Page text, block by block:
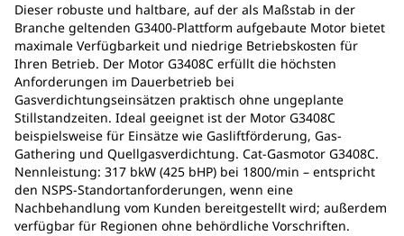
Dieser robuste und haltbare, auf der als Maßstab in der
Branche geltenden G3400-Plattform aufgebaute Motor bietet
maximale Verfügbarkeit und niedrige Betriebskosten für
Ihren Betrieb. Der Motor G3408C erfüllt die höchsten
Anforderungen im Dauerbetrieb bei
Gasverdichtungseinsätzen praktisch ohne ungeplante
Stillstandzeiten. Ideal geeignet ist der Motor G3408C
beispielsweise für Einsätze wie Gasliftförderung, Gas-
Gathering und Quellgasverdichtung. Cat-Gasmotor G3408C.
Nennleistung: 317 bkW (425 bHP) bei 1800/min – entspricht
den NSPS-Standortanforderungen, wenn eine
Nachbehandlung vom Kunden bereitgestellt wird; außerdem
verfügbar für Regionen ohne behördliche Vorschriften.